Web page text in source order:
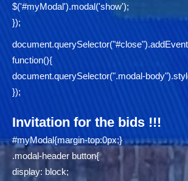
$('#myModal').modal('show');
});
function(){
document.querySelector(".modal-
});
Invitation for the bids !!!
#myModal{margin-top:0px;}
.modal-header button{
display: block;